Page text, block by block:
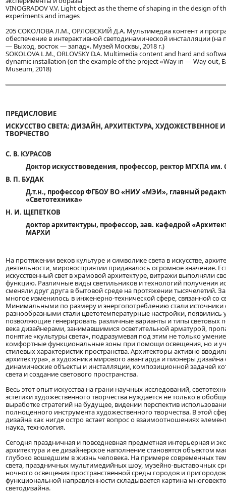
VINOGRADOV V.V. Light object as the theme of shaping in the design of
experiments and images
205 СОКОЛОВА Л.М., ОРЛОВСКИЙ Д.А. Мультимедиа контент и
обеспечение в интерактивной светодинамической инсталляции (на
— Выход, восток — запад». Музей Москвы, 2018 г.)
SOKOLOVA L.M., ORLOVSKY D.A. Multimedia content and hard and
dynamic installation (оп the example of the project «Way in — Way out,
Museum, 2018)
ПРЕДИСЛОВИЕ
ИСКУССТВО СВЕТА: ДИЗАЙН, АРХИТЕКТУРА, ХУДОЖЕСТВЕННОЕ
ТВОРЧЕСТВО
С. В. КУРАСОВ
Доктор искусствоведения, профессор, ректор МГХПА им.
В. П. БУДАК
Д.т.н., профессор ФГБОУ ВО «НИУ «МЭИ», главный
«Светотехника»
Н. И. ЩЕПЕТКОВ
доктор архитектуры, профессор, зав. кафедрой
МАРХИ
На протяжении веков культуре и символике света в искусстве,
деятельности, мировосприятии придавалось огромное значение.
искусственный свет в храмовой архитектуре, витражи выполняли
функцию. Различные виды светильников и технологий получения
сменяли друг друга в бытовой среде на протяжении тысячелетий.
многое изменилось в инженерно-технической сфере, связанной со
Минимальными по размеру и энергопотреблению стали источники
разнообразными стали цветотемпературные настройки, появились
позволяющие генерировать различные варианты и типы световых
века дизайнерами, занимавшимися осветительной арматурой,
понятие «культуры света», подразумевая под этим не только
комфортные функциональные зоны при помощи освещения, но и
стилевых характеристик пространства. Архитекторы активно
архитектура», а художники мирового авангарда и пионеры дизайна
динамические объекты и инсталляции, композиционной задачей
света и создание светового пространства.
Весь этот опыт искусства на грани научных исследований,
эстетики художественного творчества нуждается не только в
выработке стратегий на будущее, видении перспектив
полноценного инструмента художественного творчества. В этой
дизайна как нигде остро встает вопрос о взаимоотношениях
наука, технология.
Сегодня праздничная и повседневная предметная интерьерная и
архитектура и ее дизайнерское наполнение становятся объектом
глубоко вошедшим в жизнь человека. На примере современных
света, праздничных мультимедийных шоу, музейно-выставочных
ночного освещения пространственной среды городов и
функциональной направленности складывается картина
светодизайна.